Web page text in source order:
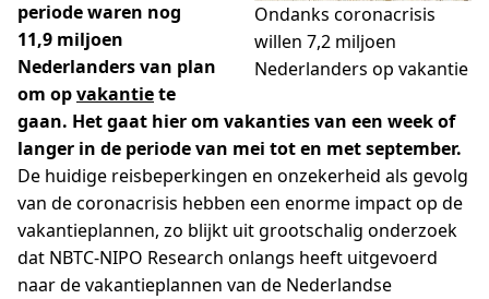
Ondanks coronacrisis
willen 7,2 miljoen
Nederlanders op vakantie
periode waren nog
11,9 miljoen
Nederlanders van plan
om opvakantiete
gaan. Het gaat hier om vakanties van een week of
langer in de periode van mei tot en met september.
De huidige reisbeperkingen en onzekerheid als gevolg
van de coronacrisis hebben een enorme impact op de
vakantieplannen, zo blijkt uit grootschalig onderzoek
dat NBTC-NIPO Research onlangs heeft uitgevoerd
naar de vakantieplannen van de Nederlandse